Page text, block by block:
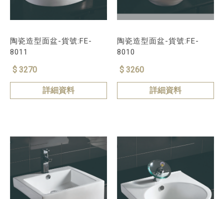
陶瓷造型面盆-貨號:FE-
8011
$ 3270
詳細資料
陶瓷造型面盆-貨號:FE-
8010
$ 3260
詳細資料